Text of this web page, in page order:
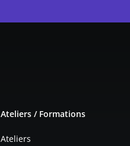
Ateliers / Formations
Ateliers